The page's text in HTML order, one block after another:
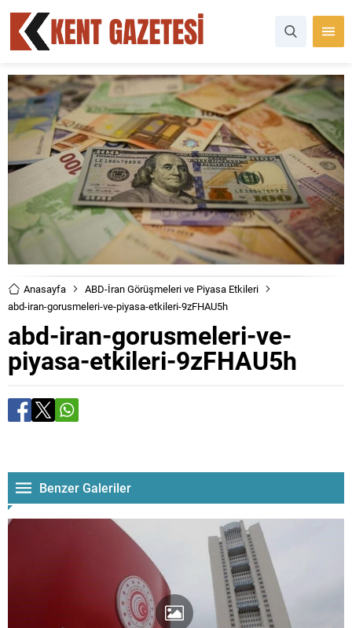
Anasayfa
ABD-İran Görüşmeleri ve Piyasa Etkileri
abd-iran-gorusmeleri-ve-piyasa-etkileri-9zFHAU5h
abd-iran-gorusmeleri-ve-
piyasa-etkileri-9zFHAU5h
Benzer Galeriler